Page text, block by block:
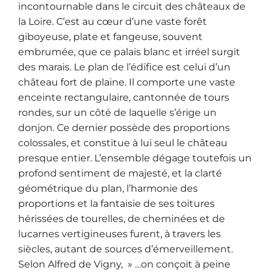
incontournable dans le circuit des châteaux de
la Loire. C’est au cœur d’une vaste forêt
giboyeuse, plate et fangeuse, souvent
embrumée, que ce palais blanc et irréel surgit
des marais. Le plan de l’édifice est celui d’un
château fort de plaine. Il comporte une vaste
enceinte rectangulaire, cantonnée de tours
rondes, sur un côté de laquelle s’érige un
donjon. Ce dernier possède des proportions
colossales, et constitue à lui seul le château
presque entier. L’ensemble dégage toutefois un
profond sentiment de majesté, et la clarté
géométrique du plan, l’harmonie des
proportions et la fantaisie de ses toitures
hérissées de tourelles, de cheminées et de
lucarnes vertigineuses furent, à travers les
siècles, autant de sources d’émerveillement.
Selon Alfred de Vigny, » …on conçoit à peine